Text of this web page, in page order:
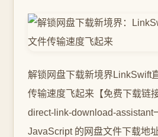
解锁网盘下载新境界LinkSwift
传输速度飞起来【免费下载链
direct-link-download-assistant
JavaScript 的网盘文件下载地